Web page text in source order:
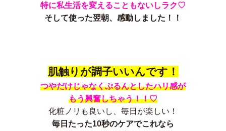
特に私生活を変えることもないしラク♡
そして使った翌朝、感動しました！！
肌触りが調子いいんです！
つやだけじゃなくぷるんとしたハリ感が
もう興奮しちゃう！！♡
化粧ノリも良いし、毎日が楽しい！
毎日たった10秒のケアでこれなら